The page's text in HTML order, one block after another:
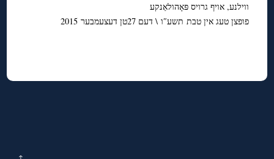
ווילנע, אויף גרויס פּאָהולאַנקע
פופצן טעג אין טבת תשע″ו \ דעם 27טן דעצעמבער 2015
↑